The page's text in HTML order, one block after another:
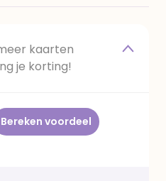
kaarten
je korting!
Bereken voordeel